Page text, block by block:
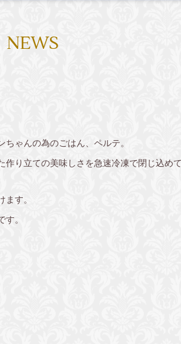
NEWS
ゃんの為のごはん、ペルテ。
り立ての美味しさを急速冷凍で閉じ込め
す。
。